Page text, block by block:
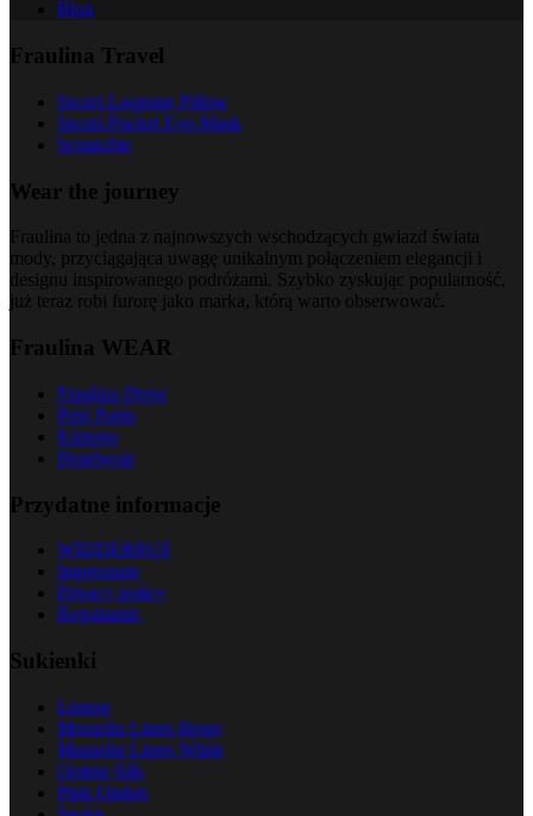
Blog
Fraulina Travel
Secret Luggage Pillow
Secret Pocket Eye-Mask
Scrunchie
Wear the journey
Fraulina to jedna z najnowszych wschodzących gwiazd świata
mody, przyciągająca uwagę unikalnym połączeniem elegancji i
designu inspirowanego podróżami. Szybko zyskując popularność,
już teraz robi furorę jako marka, którą warto obserwować.
Fraulina WEAR
Fraulina Dress
Pepi Pants
Kimono
Headwear
Przydatne informacje
WIDDERRUF
Impressum
Privacy policy
Regulamin
Sukienki
Lemon
Musselin Linen Beige
Musselin Linen White
Ombre Silk
Pink Ombre